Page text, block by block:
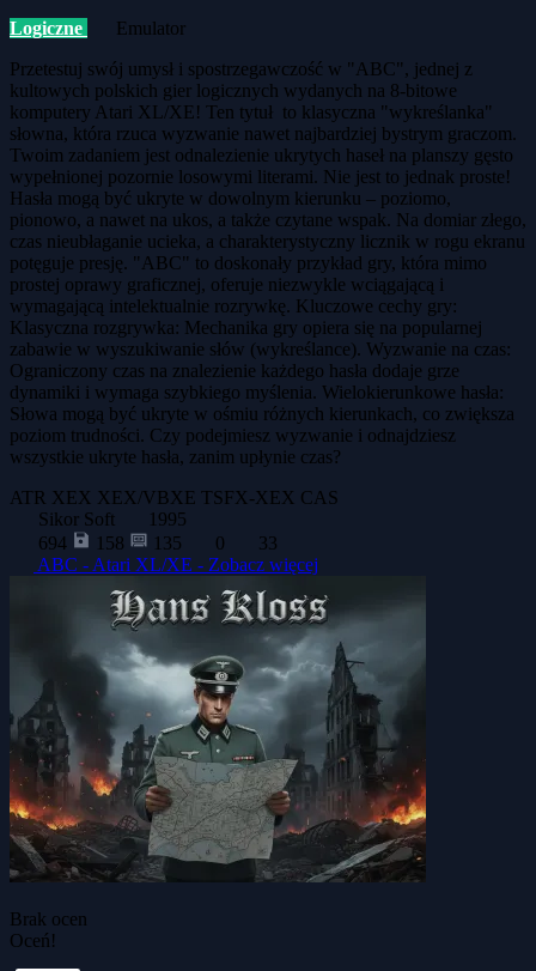
Logiczne
Emulator
Przetestuj swój umysł i spostrzegawczość w "ABC", jednej z
kultowych polskich gier logicznych wydanych na 8-bitowe
komputery Atari XL/XE! Ten tytuł to klasyczna "wykreślanka"
słowna, która rzuca wyzwanie nawet najbardziej bystrym graczom.
Twoim zadaniem jest odnalezienie ukrytych haseł na planszy gęsto
wypełnionej pozornie losowymi literami. Nie jest to jednak proste!
Hasła mogą być ukryte w dowolnym kierunku – poziomo,
pionowo, a nawet na ukos, a także czytane wspak. Na domiar złego,
czas nieubłaganie ucieka, a charakterystyczny licznik w rogu ekranu
potęguje presję. "ABC" to doskonały przykład gry, która mimo
prostej oprawy graficznej, oferuje niezwykle wciągającą i
wymagającą intelektualnie rozrywkę. Kluczowe cechy gry:
Klasyczna rozgrywka: Mechanika gry opiera się na popularnej
zabawie w wyszukiwanie słów (wykreślance). Wyzwanie na czas:
Ograniczony czas na znalezienie każdego hasła dodaje grze
dynamiki i wymaga szybkiego myślenia. Wielokierunkowe hasła:
Słowa mogą być ukryte w ośmiu różnych kierunkach, co zwiększa
poziom trudności. Czy podejmiesz wyzwanie i odnajdziesz
wszystkie ukryte hasła, zanim upłynie czas?
ATR XEX XEX/VBXE TSFX-XEX CAS
Sikor Soft
1995
694
158 135 0
33
ABC - Atari XL/XE - Zobacz więcej
Brak ocen
Oceń!